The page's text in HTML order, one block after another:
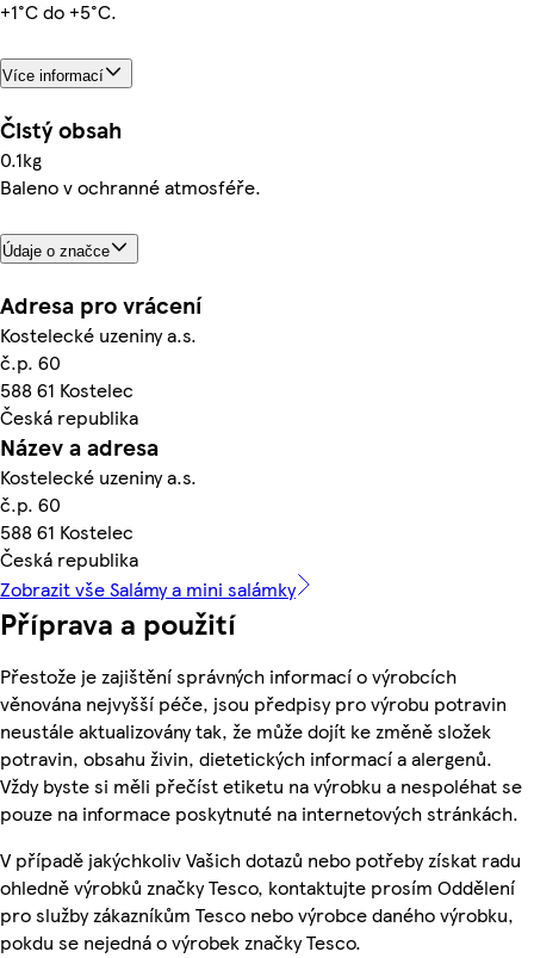
+1°C do +5°C.
Více informací
Čistý obsah
0.1kg
Baleno v ochranné atmosféře.
Údaje o značce
Adresa pro vrácení
Kostelecké uzeniny a.s.
č.p. 60
588 61 Kostelec
Česká republika
Název a adresa
Kostelecké uzeniny a.s.
č.p. 60
588 61 Kostelec
Česká republika
Zobrazit vše Salámy a mini salámky
Příprava a použití
Přestože je zajištění správných informací o výrobcích
věnována nejvyšší péče, jsou předpisy pro výrobu potravin
neustále aktualizovány tak, že může dojít ke změně složek
potravin, obsahu živin, dietetických informací a alergenů.
Vždy byste si měli přečíst etiketu na výrobku a nespoléhat se
pouze na informace poskytnuté na internetových stránkách.
V případě jakýchkoliv Vašich dotazů nebo potřeby získat radu
ohledně výrobků značky Tesco, kontaktujte prosím Oddělení
pro služby zákazníkům Tesco nebo výrobce daného výrobku,
pokdu se nejedná o výrobek značky Tesco.